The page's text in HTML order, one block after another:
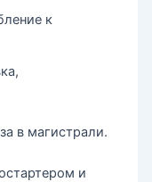
к
в магистрали.
и